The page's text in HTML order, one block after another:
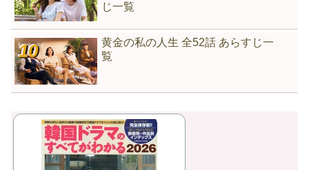
じ一覧
黄金の私の人生 全52話 あらすじ一
覧